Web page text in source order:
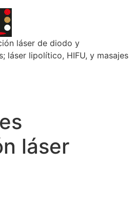
láser de diodo y
láser lipolítico, HIFU, y masajes
láser